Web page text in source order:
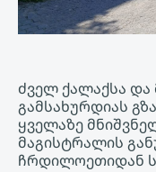
ძველ ქალაქსა და
გამსახურდიას
ყველაზე
მაგისტრალის
ჩრდილოეთიდან